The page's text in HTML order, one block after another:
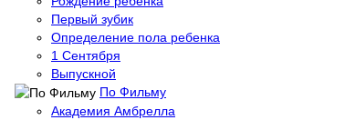
Первый зубик
Определение пола ребенка
1 Сентября
Выпускной
По Фильму
Академия Амбрелла